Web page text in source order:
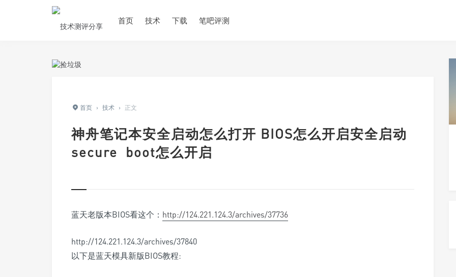
首页 技术 下载 笔吧评测
首页 › 技术 › 正文
神舟笔记本安全启动怎么打开 BIOS怎么开启安全启动
secure boot怎么开启
蓝天老版本BIOS看这个： http://124.221.124.3/archives/37736
http://124.221.124.3/archives/37840
以下是蓝天模具新版BIOS教程: